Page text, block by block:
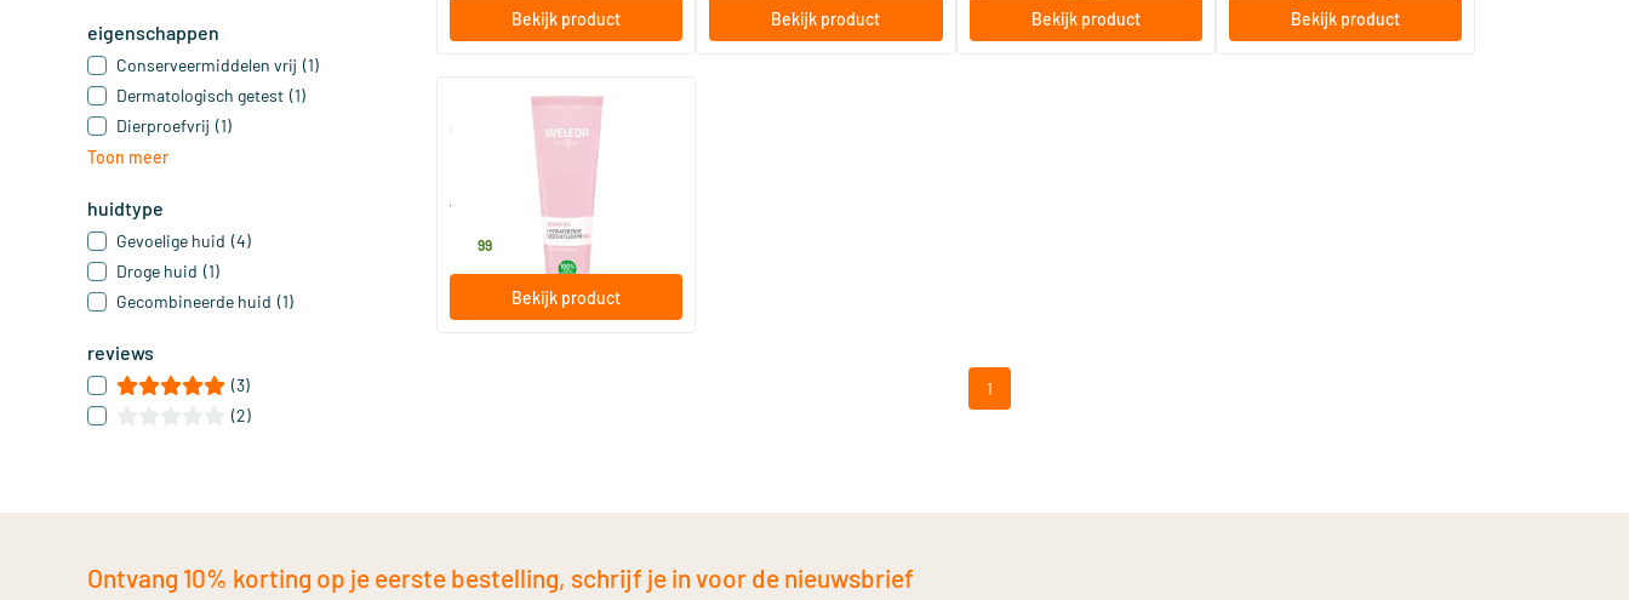
eigenschappen
Conserveermiddelen vrij (1)
Dermatologisch getest (1)
Dierproefvrij (1)
Toon meer
huidtype
Gevoelige huid (4)
Droge huid (1)
Gecombineerde huid (1)
reviews
(3)
(2)
Bekijk product Bekijk product Bekijk product Bekijk product
Gezichtscreme Sensitive
Hydraterend Light
Weleda natuurcosmetica
99
Bekijk product
1
Ontvang 10% korting op je eerste bestelling, schrijf je in voor de nieuwsbrief